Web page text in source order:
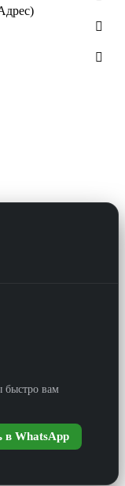
быстро вам
в WhatsApp